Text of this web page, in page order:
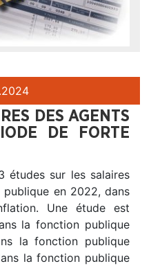
2024
DES AGENTS
DE FORTE
études sur les salaires
en 2022, dans
Une étude est
la fonction publique
la fonction publique
la fonction publique